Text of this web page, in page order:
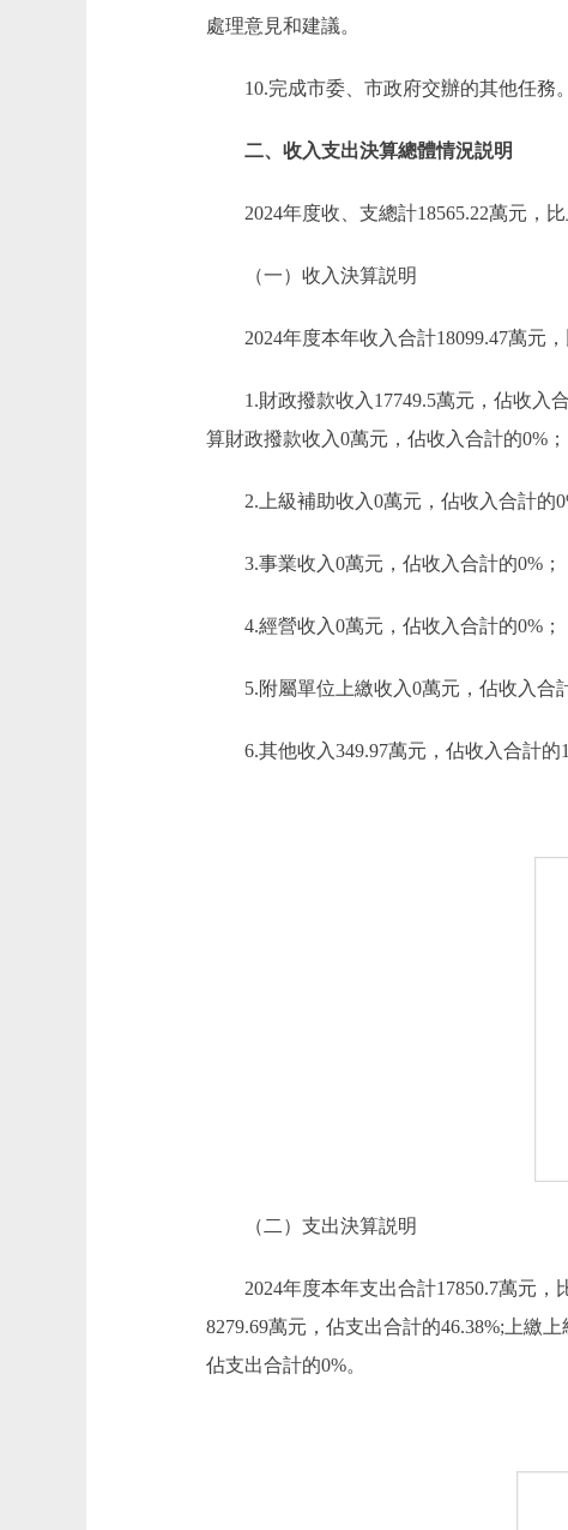
處理意見和建議。
10.完成市委、市政府交辦的其他任務。
二、收入支出決算總體情況説明
2024年度收、支總計18565.22萬元，
（一）收入決算説明
2024年度本年收入合計18099.47萬元
1.財政撥款收入17749.5萬元，佔收入
算財政撥款收入0萬元，佔收入合計的0%
2.上級補助收入0萬元，佔收入合計的
3.事業收入0萬元，佔收入合計的0%；
4.經營收入0萬元，佔收入合計的0%；
5.附屬單位上繳收入0萬元，佔收入合
6.其他收入349.97萬元，佔收入合計的
（二）支出決算説明
2024年度本年支出合計17850.7萬元
8279.69萬元，佔支出合計的46.38%;上繳
佔支出合計的0%。